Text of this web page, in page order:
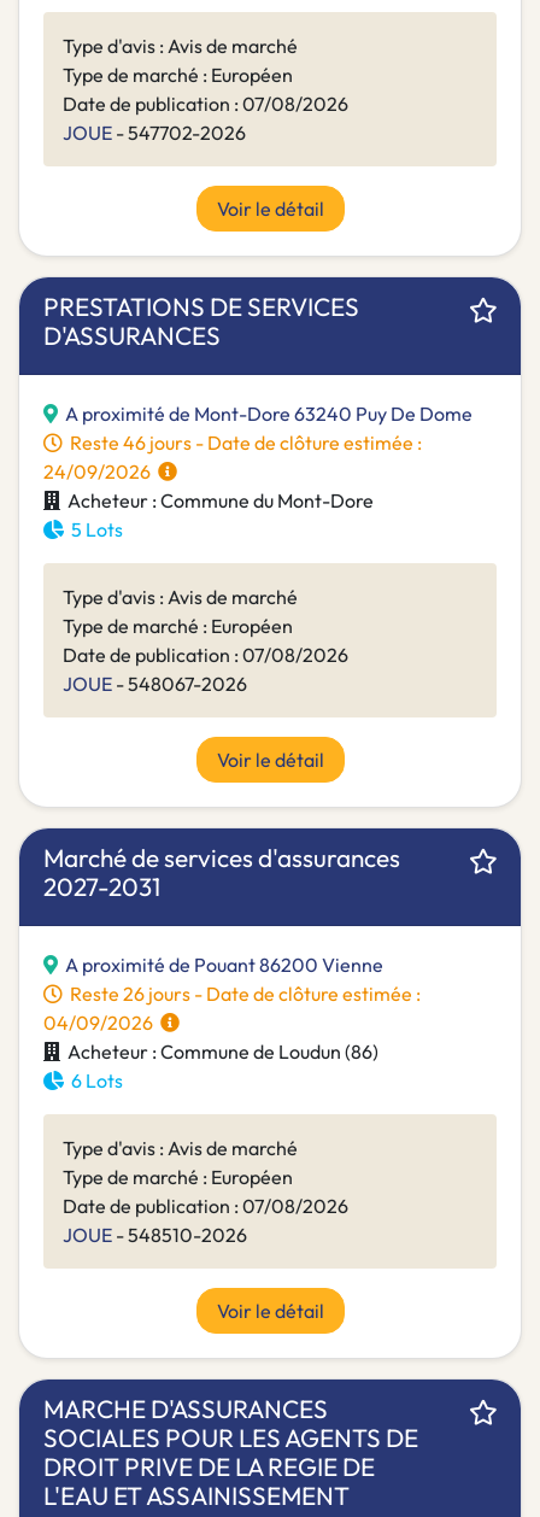
Type d'avis : Avis de marché
Type de marché : Européen
Date de publication : 07/08/2026
JOUE - 547702-2026
Voir le détail
PRESTATIONS DE SERVICES
D'ASSURANCES
A proximité de Mont-Dore 63240 Puy De Dome
Reste 46 jours - Date de clôture estimée :
24/09/2026
Acheteur : Commune du Mont-Dore
5 Lots
Type d'avis : Avis de marché
Type de marché : Européen
Date de publication : 07/08/2026
JOUE - 548067-2026
Voir le détail
Marché de services d'assurances
2027-2031
A proximité de Pouant 86200 Vienne
Reste 26 jours - Date de clôture estimée :
04/09/2026
Acheteur : Commune de Loudun (86)
6 Lots
Type d'avis : Avis de marché
Type de marché : Européen
Date de publication : 07/08/2026
JOUE - 548510-2026
Voir le détail
MARCHE D'ASSURANCES
SOCIALES POUR LES AGENTS DE
DROIT PRIVE DE LA REGIE DE
L'EAU ET ASSAINISSEMENT